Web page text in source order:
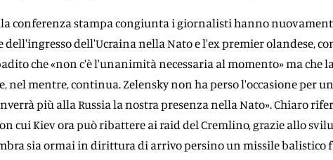
conferenza stampa congiunta i giornalisti hanno
dell'ingresso dell'Ucraina nella Nato e l'ex premier olandese,
che «non c'è l'unanimità necessaria al momento» ma che la
nel mentre, continua. Zelensky non ha perso l'occasione per
più alla Russia la nostra presenza nella Nato». Chiaro
cui Kiev ora può ribattere ai raid del Cremlino, grazie allo
sia ormai in dirittura di arrivo persino un missile balistico